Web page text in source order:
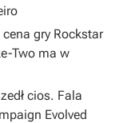
gry Rockstar
Two ma w
cios. Fala
Evolved